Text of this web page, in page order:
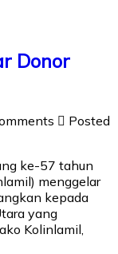
Donor
Posted
ke-57 tahun
menggelar
kepada
yang
Kolinlamil,